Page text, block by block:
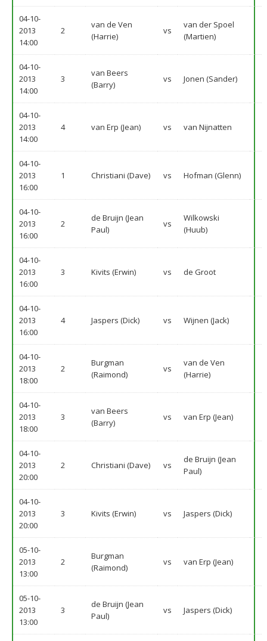
04-10-
2013
14:00
2
van de Ven
(Harrie)
vs
van der Spoel
(Martien)
04-10-
2013
14:00
3
van Beers
(Barry)
vs Jonen (Sander)
04-10-
2013
14:00
4 van Erp (Jean) vs van Nijnatten
04-10-
2013
16:00
1 Christiani (Dave) vs Hofman (Glenn)
04-10-
2013
16:00
2
de Bruijn (Jean
Paul)
vs
Wilkowski
(Huub)
04-10-
2013
16:00
3 Kivits (Erwin) vs de Groot
04-10-
2013
16:00
4 Jaspers (Dick) vs Wijnen (Jack)
04-10-
2013
18:00
2
Burgman
(Raimond)
vs
van de Ven
(Harrie)
04-10-
2013
18:00
3
van Beers
(Barry)
vs van Erp (Jean)
04-10-
2013
20:00
2 Christiani (Dave) vs
de Bruijn (Jean
Paul)
04-10-
2013
20:00
3 Kivits (Erwin) vs Jaspers (Dick)
05-10-
2013
13:00
2
Burgman
(Raimond)
vs van Erp (Jean)
05-10-
2013
13:00
3
de Bruijn (Jean
Paul)
vs Jaspers (Dick)